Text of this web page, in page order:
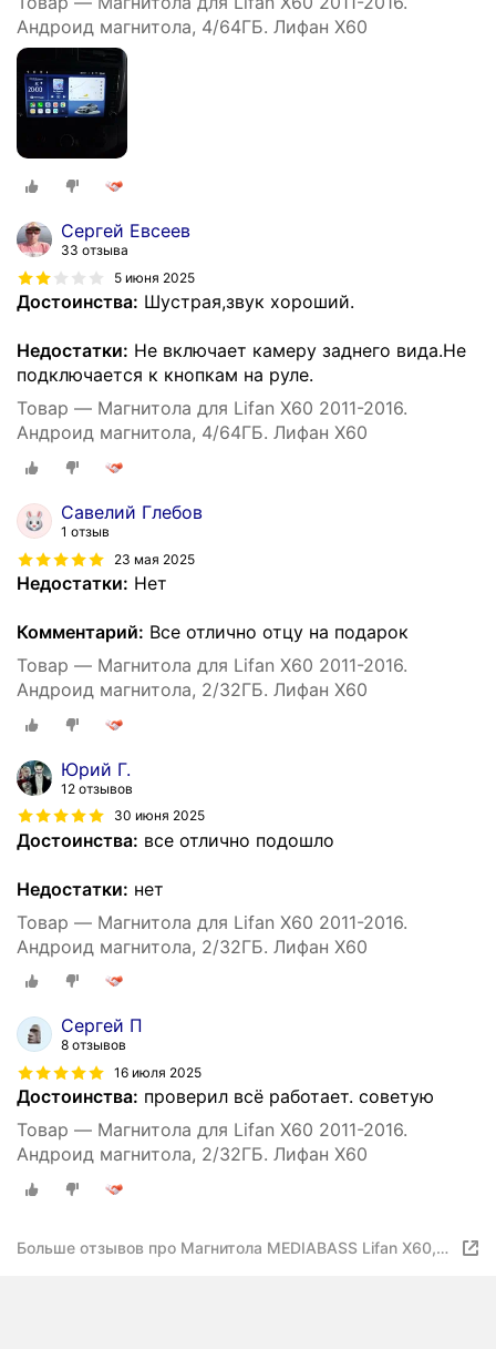
Андроид магнитола, 4/64ГБ. Лифан Х60
Сергей Евсеев
33 отзыва
5 июня 2025
Достоинства: Шустрая,звук хороший.
Недостатки: Не включает камеру заднего вида.Не
подключается к кнопкам на руле.
Товар — Магнитола для Lifan X60 2011-2016.
Андроид магнитола, 4/64ГБ. Лифан Х60
Савелий Глебов
1 отзыв
23 мая 2025
Недостатки: Нет
Комментарий: Все отлично отцу на подарок
Товар — Магнитола для Lifan X60 2011-2016.
Андроид магнитола, 2/32ГБ. Лифан Х60
Юрий Г.
12 отзывов
30 июня 2025
Достоинства: все отлично подошло
Недостатки: нет
Товар — Магнитола для Lifan X60 2011-2016.
Андроид магнитола, 2/32ГБ. Лифан Х60
Сергей П
8 отзывов
16 июля 2025
Достоинства: проверил всё работает. советую
Товар — Магнитола для Lifan X60 2011-2016.
Андроид магнитола, 2/32ГБ. Лифан Х60
Больше отзывов про Магнитола MEDIABASS Lifan X60,